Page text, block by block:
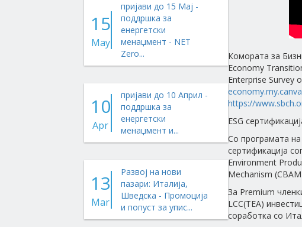
15
May
пријави до 15 Мај -
поддршка за
енергетски
менаџмент - NET
Zero...
10
Apr
пријави до 10 Април -
поддршка за
енергетски
менаџмент и...
13
Mar
Развој на нови
пазари: Италија,
Шведска - Промоција
и попуст за упис...
Комората за
Economy
Enterprise Survey
https://
ESG
Со програмата
сертификација
Environment
Mechanism
За Premium
LCC(TEA)
соработка со